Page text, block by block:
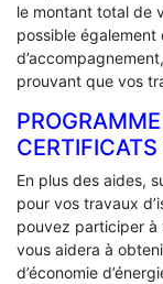
le montant total de
possible également
prouvant que vos
En plus des aides,
pour vos travaux
pouvez participer à
vous aidera à
d’économie